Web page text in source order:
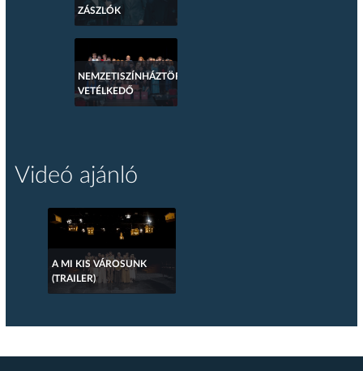
ZÁSZLÓK
NEMZETISZÍNHÁZTÖRTÉNETI
VETÉLKEDŐ
Videó ajánló
A MI KIS VÁROSUNK
(TRAILER)